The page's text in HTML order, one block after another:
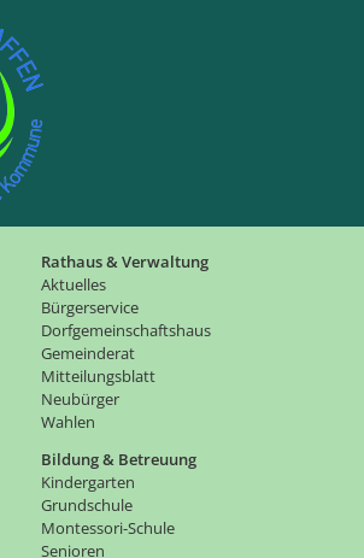
Rathaus & Verwaltung
Aktuelles
Bürgerservice
Dorfgemeinschaftshaus
Gemeinderat
Mitteilungsblatt
Neubürger
Wahlen
Bildung & Betreuung
Kindergarten
Grundschule
Montessori-Schule
Senioren